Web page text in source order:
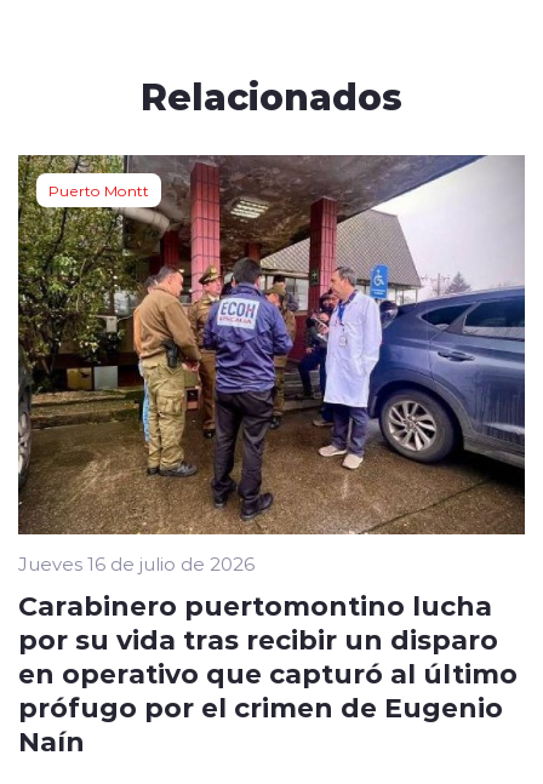
Relacionados
Puerto Montt
Jueves 16 de julio de 2026
Carabinero puertomontino lucha
por su vida tras recibir un disparo
en operativo que capturó al último
prófugo por el crimen de Eugenio
Naín